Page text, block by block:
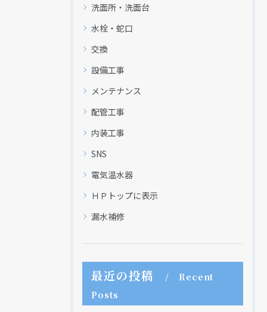
洗面所・洗面台
水栓・蛇口
交換
設備工事
メンテナンス
配管工事
内装工事
SNS
電気温水器
ＨＰトップに表示
漏水補修
最近の投稿
Recent
Posts